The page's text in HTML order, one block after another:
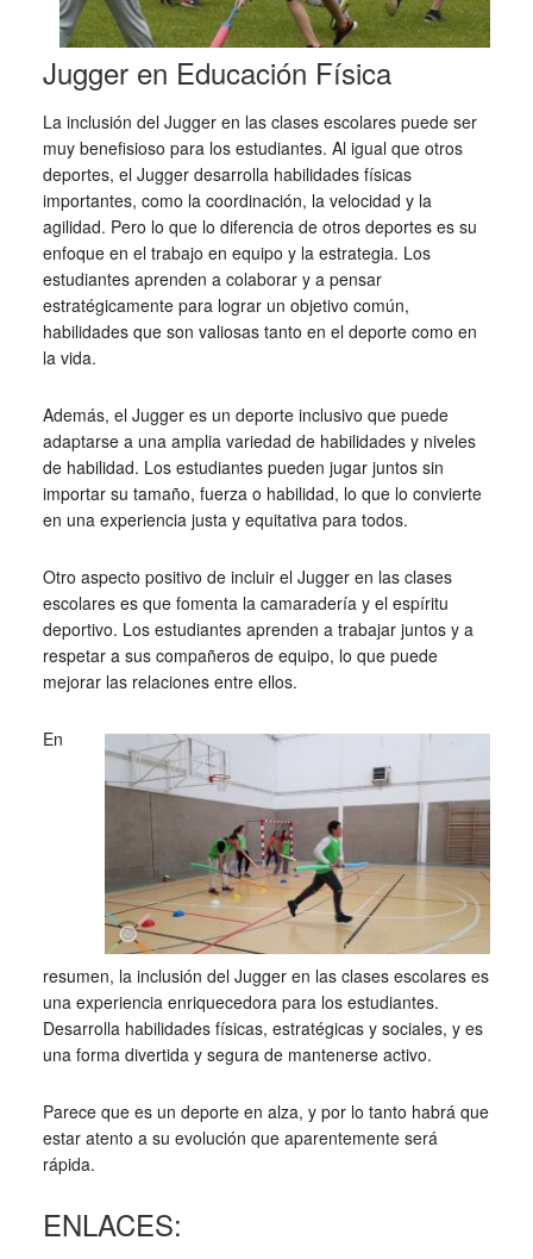
Jugger en Educación Física
La inclusión del Jugger en las clases escolares puede ser
muy benefisioso para los estudiantes. Al igual que otros
deportes, el Jugger desarrolla habilidades físicas
importantes, como la coordinación, la velocidad y la
agilidad. Pero lo que lo diferencia de otros deportes es su
enfoque en el trabajo en equipo y la estrategia. Los
estudiantes aprenden a colaborar y a pensar
estratégicamente para lograr un objetivo común,
habilidades que son valiosas tanto en el deporte como en
la vida.
Además, el Jugger es un deporte inclusivo que puede
adaptarse a una amplia variedad de habilidades y niveles
de habilidad. Los estudiantes pueden jugar juntos sin
importar su tamaño, fuerza o habilidad, lo que lo convierte
en una experiencia justa y equitativa para todos.
Otro aspecto positivo de incluir el Jugger en las clases
escolares es que fomenta la camaradería y el espíritu
deportivo. Los estudiantes aprenden a trabajar juntos y a
respetar a sus compañeros de equipo, lo que puede
mejorar las relaciones entre ellos.
En
resumen, la inclusión del Jugger en las clases escolares es
una experiencia enriquecedora para los estudiantes.
Desarrolla habilidades físicas, estratégicas y sociales, y es
una forma divertida y segura de mantenerse activo.
Parece que es un deporte en alza, y por lo tanto habrá que
estar atento a su evolución que aparentemente será
rápida.
ENLACES: